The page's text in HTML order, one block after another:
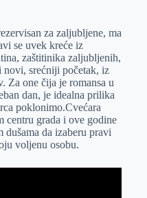
za zaljubljene, ma
se uvek kreće iz
zaštitinika zaljubljenih,
novi, srećniji početak, iz
Za one čija je romansa u
dan, je idealna prilika
poklonimo.Cvećara
centru grada i ove godine
da izaberu pravi
voljenu osobu.